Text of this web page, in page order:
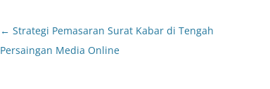
Post
navigation
← Strategi Pemasaran Surat Kabar di Tengah
Persaingan Media Online